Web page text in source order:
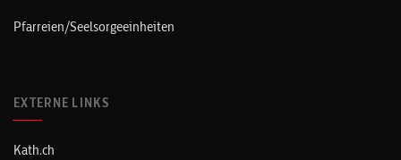
Pfarreien/Seelsorgeeinheiten
EXTERNE LINKS
Kath.ch